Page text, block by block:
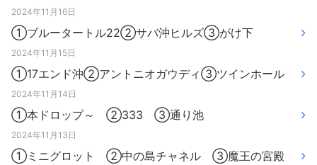
2024年11月16日
①ブルータートル22②サバ沖ヒルズ③がけ下
2024年11月15日
①17エンド沖②アントニオガウディ③ツインホール
2024年11月14日
①本ドロップ～ ②333 ③通り池
2024年11月13日
①ミニグロット ②中の島チャネル ③魔王の宮殿